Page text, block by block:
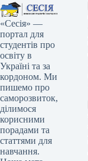
«Сесія» —
портал для
студентів про
освіту в
Україні та за
кордоном. Ми
пишемо про
саморозвиток,
ділимося
корисними
порадами та
статтями для
навчання.